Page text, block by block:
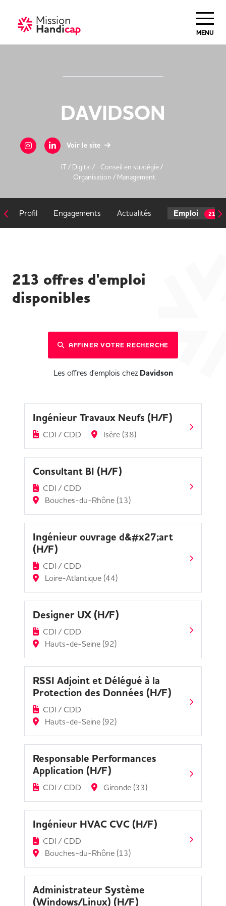
MENU
DAVIDSON
Voir le site
IT / Digital /
Conseil en stratégie /
Organisation / Management
Profil Engagements Actualités Emploi 213
‹ ›
213 offres d'emploi
disponibles
AFFINER VOTRE RECHERCHE
Les offres d'emplois chez Davidson
Ingénieur Travaux Neufs (H/F)
CDI / CDD Isère (38)
Consultant BI (H/F)
CDI / CDD
Bouches-du-Rhône (13)
Ingénieur ouvrage d&#x27;art
(H/F)
CDI / CDD
Loire-Atlantique (44)
Designer UX (H/F)
CDI / CDD
Hauts-de-Seine (92)
RSSI Adjoint et Délégué à la
Protection des Données (H/F)
CDI / CDD
Hauts-de-Seine (92)
Responsable Performances
Application (H/F)
CDI / CDD Gironde (33)
Ingénieur HVAC CVC (H/F)
CDI / CDD
Bouches-du-Rhône (13)
Administrateur Système
(Windows/Linux) (H/F)